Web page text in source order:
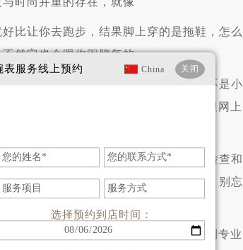
让你去跑步，结果脚上穿的是拖鞋，怎么
然它也会跟你闹脾气的。
天飞，手机、电脑、微波炉……哪个不是小
“拐”走了，走时自然就不准了。这就跟网上
经不是你的手表了。”
表也是有生命的，它们也需要定期检查和
动过窝，那它可能也在偷懒呢。所以，别忘
奇葩”。这种情况下，建议你把它带到专业
表服务线上预约 China 关闭
选择预约到店时间：